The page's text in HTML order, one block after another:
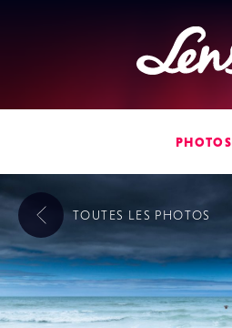
PHOTOS
TOUTES LES PHOTOS